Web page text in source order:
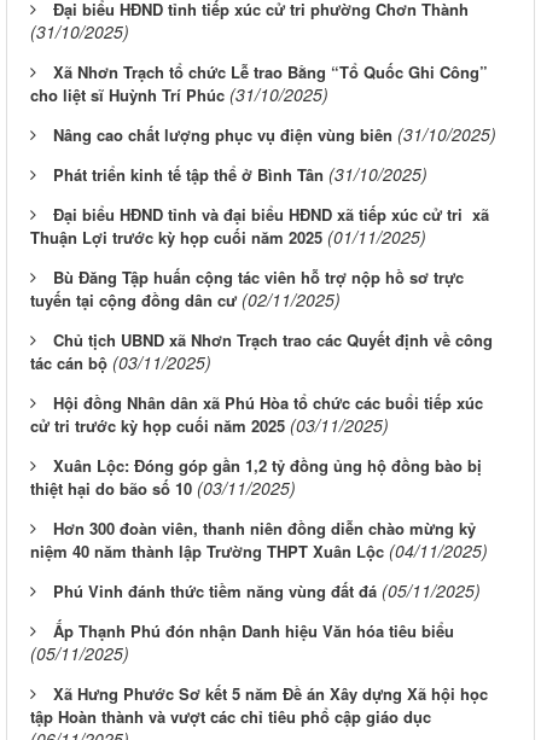
Đại biểu HĐND tỉnh tiếp xúc cử tri phường Chơn Thành
(31/10/2025)
Xã Nhơn Trạch tổ chức Lễ trao Bằng “Tổ Quốc Ghi Công”
cho liệt sĩ Huỳnh Trí Phúc (31/10/2025)
Nâng cao chất lượng phục vụ điện vùng biên (31/10/2025)
Phát triển kinh tế tập thể ở Bình Tân (31/10/2025)
Đại biểu HĐND tỉnh và đại biểu HĐND xã tiếp xúc cử tri xã
Thuận Lợi trước kỳ họp cuối năm 2025 (01/11/2025)
Bù Đăng Tập huấn cộng tác viên hỗ trợ nộp hồ sơ trực
tuyến tại cộng đồng dân cư (02/11/2025)
Chủ tịch UBND xã Nhơn Trạch trao các Quyết định về công
tác cán bộ (03/11/2025)
Hội đồng Nhân dân xã Phú Hòa tổ chức các buổi tiếp xúc
cử tri trước kỳ họp cuối năm 2025 (03/11/2025)
Xuân Lộc: Đóng góp gần 1,2 tỷ đồng ủng hộ đồng bào bị
thiệt hại do bão số 10 (03/11/2025)
Hơn 300 đoàn viên, thanh niên đồng diễn chào mừng kỷ
niệm 40 năm thành lập Trường THPT Xuân Lộc (04/11/2025)
Phú Vinh đánh thức tiềm năng vùng đất đá (05/11/2025)
Ấp Thạnh Phú đón nhận Danh hiệu Văn hóa tiêu biểu
(05/11/2025)
Xã Hưng Phước Sơ kết 5 năm Đề án Xây dựng Xã hội học
tập Hoàn thành và vượt các chỉ tiêu phổ cập giáo dục